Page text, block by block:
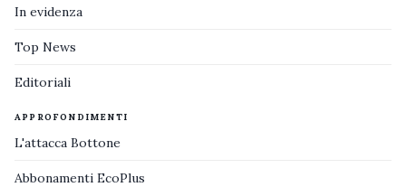
In evidenza
Top News
Editoriali
APPROFONDIMENTI
L'attacca Bottone
Abbonamenti EcoPlus